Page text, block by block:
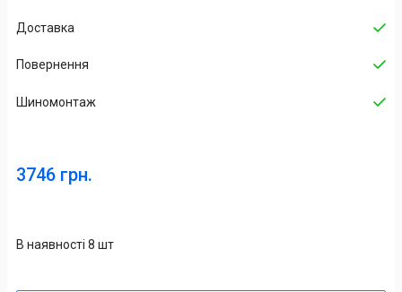
Доставка
Повернення
Шиномонтаж
3746 грн.
В наявності 8 шт